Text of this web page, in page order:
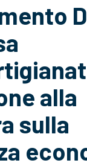
alla
sulla